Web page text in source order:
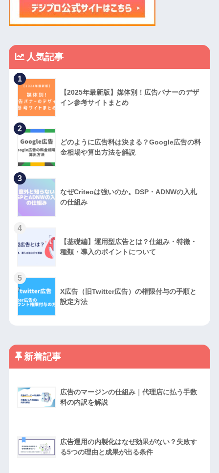
人気記事
1
【2025年最新版】媒体別！広告バナーのデザ
イン参考サイトまとめ
2
どのように広告料は決まる？Google広告の料
金相場や算出方法を解説
3
なぜCriteoは強いのか。DSP・ADNWの入札
の仕組み
4
【基礎編】運用型広告とは？仕組み・特徴・
種類・導入のポイントについて
5
X広告（旧Twitter広告）の権限付与の手順と
設定方法
新着記事
広告のマージンの仕組み｜代理店に払う手数
料の内訳を解説
広告運用の内製化はなぜ効果がない？失敗す
る5つの理由と成果が出る条件